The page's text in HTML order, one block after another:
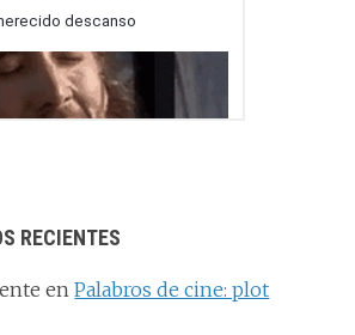
RECIENTES
enPalabros de cine: plot